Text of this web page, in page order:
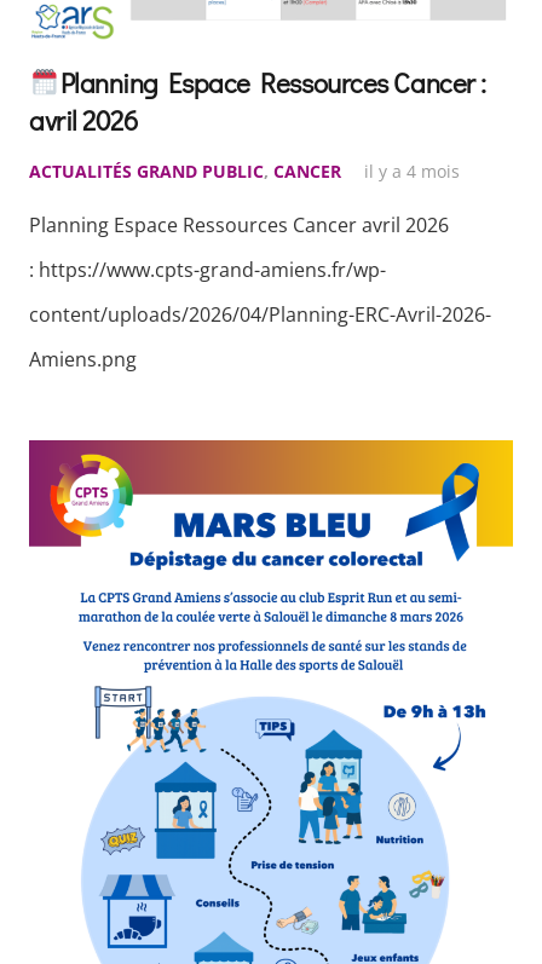
Planning Espace Ressources Cancer :
avril 2026
ACTUALITÉS GRAND PUBLIC, CANCER il y a 4 mois
Planning Espace Ressources Cancer avril 2026
: https://www.cpts-grand-amiens.fr/wp-
content/uploads/2026/04/Planning-ERC-Avril-2026-
Amiens.png